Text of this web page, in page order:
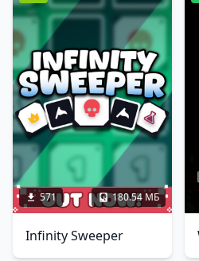
571 180.54 МБ
Infinity Sweeper